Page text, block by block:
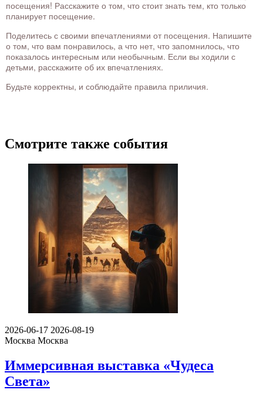
посещения! Расскажите о том, что стоит знать тем, кто только
планирует посещение.
Поделитесь с своими впечатлениями от посещения. Напишите
о том, что вам понравилось, а что нет, что запомнилось, что
показалось интересным или необычным. Если вы ходили с
детьми, расскажите об их впечатлениях.
Будьте корректны, и соблюдайте правила приличия.
Смотрите также события
2026-06-17 2026-08-19
Москва Москва
Иммерсивная выставка «Чудеса
Света»